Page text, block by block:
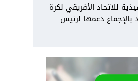
للاتحاد الأفريقي لكرة
بالإجماع دعمها لرئيس